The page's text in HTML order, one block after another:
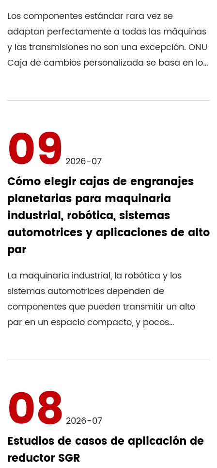
Los componentes estándar rara vez se
adaptan perfectamente a todas las máquinas
y las transmisiones no son una excepción. ONU
Caja de cambios personalizada se basa en los
09 2026-07
Cómo elegir cajas de engranajes
planetarias para maquinaria
industrial, robótica, sistemas
automotrices y aplicaciones de alto
par
La maquinaria industrial, la robótica y los
sistemas automotrices dependen de
componentes que pueden transmitir un alto
par en un espacio compacto, y pocos
08 2026-07
Estudios de casos de aplicación de
reductor SGR